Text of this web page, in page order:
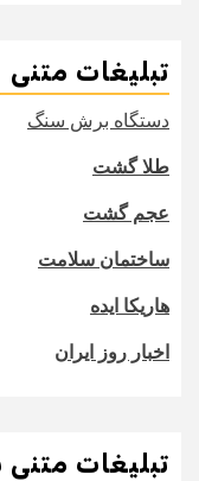
تبلیغات متنی
دستگاه برش سنگ
طلا گشت
عجم گشت
ساختمان سلامت
هاریکا ایده
اخبار روز ایران
تبلیغات